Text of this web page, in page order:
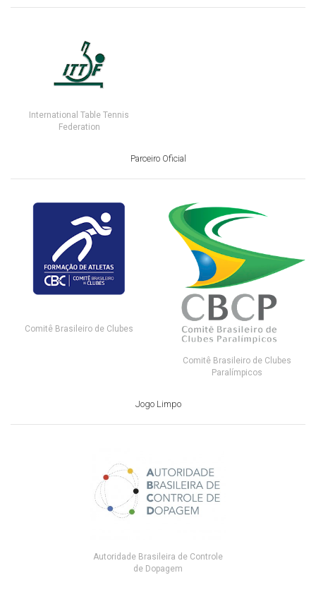
International Table Tennis
Federation
Parceiro Oficial
Comitê Brasileiro de Clubes
Comitê Brasileiro de Clubes
Paralímpicos
Jogo Limpo
Autoridade Brasileira de Controle
de Dopagem